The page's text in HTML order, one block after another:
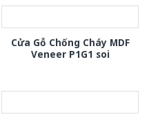
Cửa Gỗ Chống Cháy MDF
Veneer P1G1 soi